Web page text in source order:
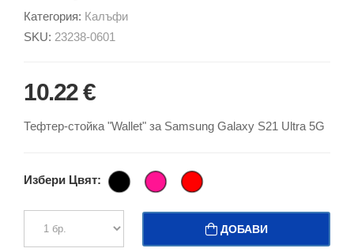
Категория: Калъфи
SKU: 23238-0601
10.22 €
Тефтер-стойка "Wallet" за Samsung Galaxy S21 Ultra 5G
Избери Цвят:
ДОБАВИ